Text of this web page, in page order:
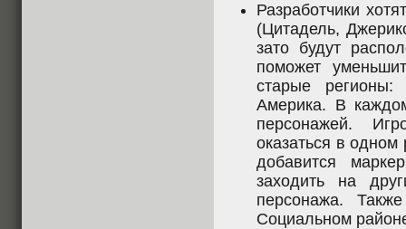
Разработчики
(Цитадель,
зато будут
поможет
старые
Америка. В
персонажей.
оказаться в
добавится
заходить на
персонажа.
Социальном